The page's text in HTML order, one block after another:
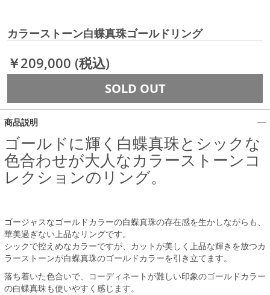
カラーストーン白蝶真珠ゴールドリング
￥209,000 (税込)
SOLD OUT
商品説明
ゴールドに輝く白蝶真珠とシックな
色合わせが大人なカラーストーンコ
レクションのリング。
ゴージャスなゴールドカラーの白蝶真珠の存在感を生かしながらも、
華美過ぎない上品なリングです。
シックで控えめなカラーですが、カットが美しく上品な輝きを放つカ
ラーストーンが白蝶真珠のゴールドカラーを引き立てます。
落ち着いた色合いで、コーディネートが難しい印象のゴールドカラー
の白蝶真珠も使いやすく感じます。